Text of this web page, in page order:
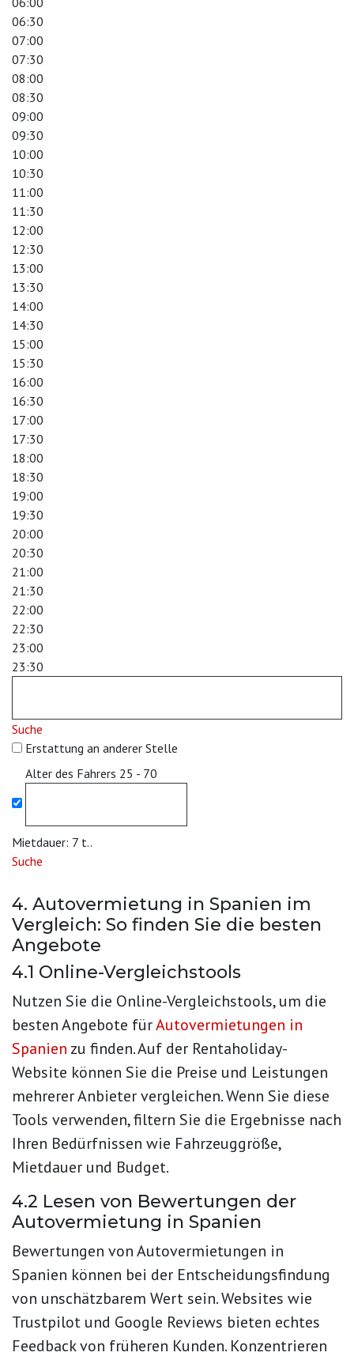
06:30
07:00
07:30
08:00
08:30
09:00
09:30
10:00
10:30
11:00
11:30
12:00
12:30
13:00
13:30
14:00
14:30
15:00
15:30
16:00
16:30
17:00
17:30
18:00
18:30
19:00
19:30
20:00
20:30
21:00
21:30
22:00
22:30
23:00
23:30
Suche
Erstattung an anderer Stelle
Alter des Fahrers 25 - 70
Mietdauer: 7 t..
Suche
4. Autovermietung in Spanien im
Vergleich: So finden Sie die besten
Angebote
4.1 Online-Vergleichstools
Nutzen Sie die Online-Vergleichstools, um die
besten Angebote fürAutovermietungen in
Spanien zu finden. Auf der Rentaholiday-
Website können Sie die Preise und Leistungen
mehrerer Anbieter vergleichen. Wenn Sie diese
Tools verwenden, filtern Sie die Ergebnisse nach
Ihren Bedürfnissen wie Fahrzeuggröße,
Mietdauer und Budget.
4.2 Lesen von Bewertungen der
Autovermietung in Spanien
Bewertungen von Autovermietungen in
Spanien können bei der Entscheidungsfindung
von unschätzbarem Wert sein. Websites wie
Trustpilot und Google Reviews bieten echtes
Feedback von früheren Kunden. Konzentrieren